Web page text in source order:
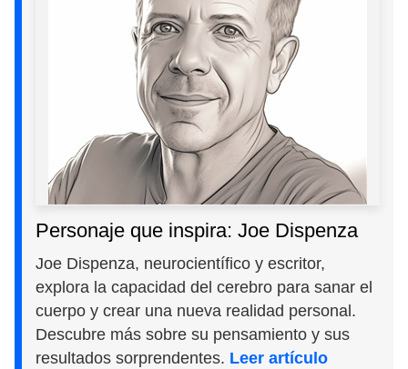
Personaje que inspira: Joe Dispenza
Joe Dispenza, neurocientífico y escritor,
explora la capacidad del cerebro para sanar el
cuerpo y crear una nueva realidad personal.
Descubre más sobre su pensamiento y sus
resultados sorprendentes. Leer artículo